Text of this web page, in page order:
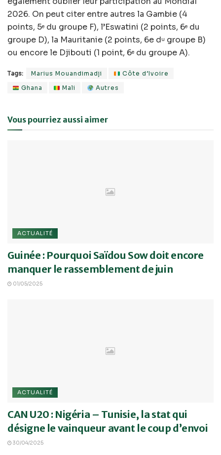
2026. On peut citer entre autres la Gambie (4
points, 5e du groupe F), l’Eswatini (2 points, 6e du
groupe D), la Mauritanie (2 points, 6e du groupe B)
ou encore le Djibouti (1 point, 6e du groupe A).
Tags: Marius Mouandimadji
Côte d’Ivoire
Ghana
Mali Autres
Vous pourriez aussi aimer
ACTUALITÉ
Guinée : Pourquoi Saïdou Sow doit encore
manquer le rassemblement de juin
01/05/2025
ACTUALITÉ
CAN U20 : Nigéria – Tunisie, la stat qui
désigne le vainqueur avant le coup d’envoi
30/04/2025